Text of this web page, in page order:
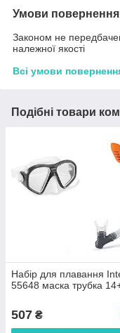
Умови повернення
Законом не
належної якості
Всі умови
Подібні товари
Набір для плавання
55648 маска трубка
507 ₴